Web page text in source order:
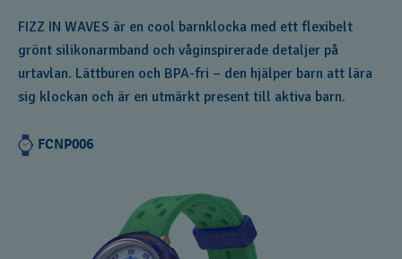
FIZZ IN WAVES är en cool barnklocka med ett flexibelt
grönt silikonarmband och våginspirerade detaljer på
urtavlan. Lättburen och BPA-fri – den hjälper barn att lära
sig klockan och är en utmärkt present till aktiva barn.
FCNP006